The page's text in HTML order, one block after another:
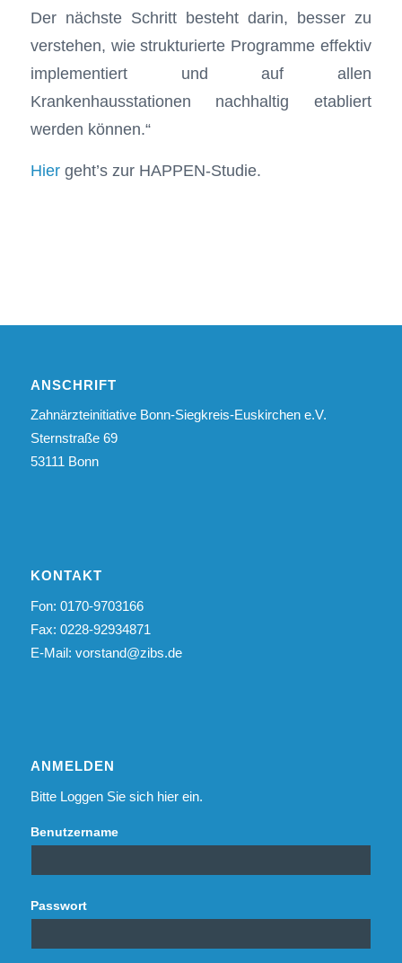
Der nächste Schritt besteht darin, besser zu
verstehen, wie strukturierte Programme effektiv
implementiert und auf allen
Krankenhausstationen nachhaltig etabliert
werden können.“
Hiergeht’s zur HAPPEN-Studie.
ANSCHRIFT
Zahnärzteinitiative Bonn-Siegkreis-Euskirchen e.V.
Sternstraße 69
53111 Bonn
KONTAKT
Fon: 0170-9703166
Fax: 0228-92934871
E-Mail: vorstand@zibs.de
ANMELDEN
Bitte Loggen Sie sich hier ein.
Benutzername
Passwort